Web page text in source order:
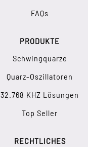
FAQs
PRODUKTE
Schwingquarze
Quarz-Oszillatoren
32.768 KHZ Lösungen
Top Seller
RECHTLICHES